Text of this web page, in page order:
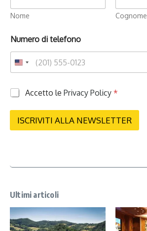
Nome Cognome
Numero di telefono
P
i
a
Accetto le Privacy Policy *
ISCRIVITI ALLA NEWSLETTER
Ultimi articoli